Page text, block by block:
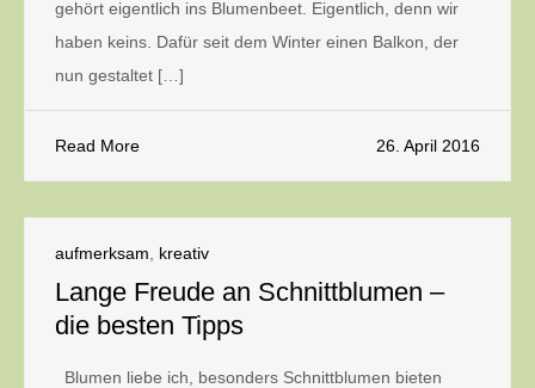
gehört eigentlich ins Blumenbeet. Eigentlich, denn wir
haben keins. Dafür seit dem Winter einen Balkon, der
nun gestaltet […]
Read More 26. April 2016
aufmerksam kreativ
Lange Freude an Schnittblumen –
die besten Tipps
Blumen liebe ich, besonders Schnittblumen bieten